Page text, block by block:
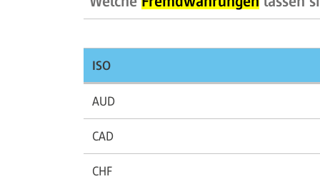
ISO
AUD
CAD
CHF